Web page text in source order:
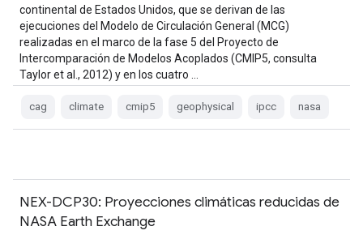
continental de Estados Unidos, que se derivan de las
ejecuciones del Modelo de Circulación General (MCG)
realizadas en el marco de la fase 5 del Proyecto de
Intercomparación de Modelos Acoplados (CMIP5, consulta
Taylor et al., 2012) y en los cuatro …
cag climate cmip5 geophysical ipcc nasa
NEX-DCP30: Proyecciones climáticas reducidas de
NASA Earth Exchange